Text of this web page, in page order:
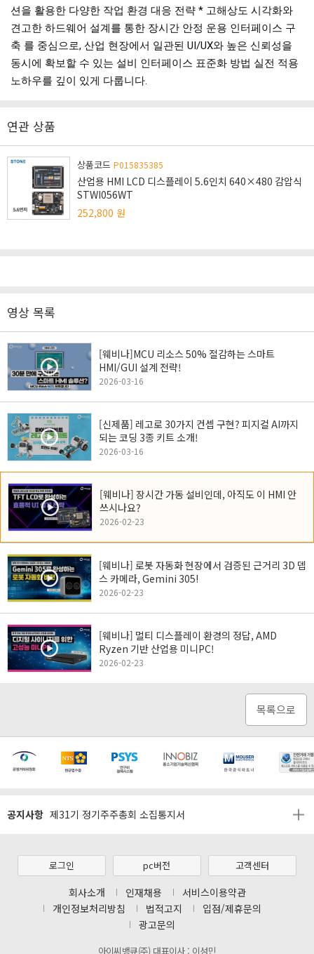
션을 활용한 다양한 작업 환경 대응 전략 * 고해상도 시각화와
견고한 하드웨어 설계를 통한 장시간 안정 운용 인터페이스 구
축 를 중심으로, 산업 현장에서 일관된 UI/UX와 높은 신뢰성을
동시에 확보할 수 있는 설비 인터페이스 표준화 방법 실전 적용
노하우를 깊이 있게 다룹니다.
연관 상품
상품코드 P015835385
산업용 HMI LCD 디스플레이 5.6인치 640×480 감압식
STWI056WT
252,800 원
영상 목록
[웨비나]MCU 리소스 50% 절감하는 스마트
HMI/GUI 설계 전략!
2026-03-16
[신제품] 레고로 30가지 컨셉 구현? 피지컬 AI까지
되는 코딩 3종 키트 소개!
2026-03-16
[웨비나] 장시간 가동 설비인데, 아직도 이 HMI 안
쓰시나요?
2026-02-23
[웨비나] 로봇 자동화 현장에서 검증된 근거리 3D 뎁
스 카메라, Gemini 305!
2026-02-23
[웨비나] 멀티 디스플레이 환경의 정답, AMD
Ryzen 기반 산업용 미니PC!
2026-02-23
목록으로
공지사항
[마일리지 적립 및 사용 정책 개편 안내]
제31기 정기주주총회 소집통지서
[2026년 8월 신용카드 무이자 행사 안내]
제31기 정기주주총회 소집통지서
[마일리지 적립 및 사용 정책 개편 안내]
로그인 pc버전 고객센터
회사소개 인재채용
서비스이용약관
개인정보처리방침
법적고지
입점/제휴문의
광고문의
아이씨뱅큐(주) 대표이사 : 이성민